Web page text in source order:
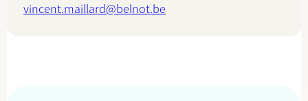
vincent.maillard@belnot.be